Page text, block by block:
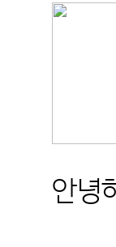
안녕